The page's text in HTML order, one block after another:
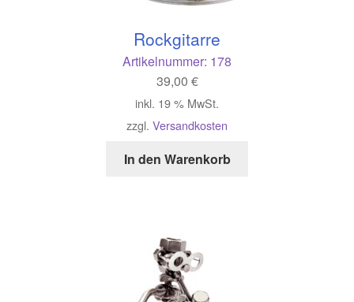
Rockgitarre
Artikelnummer: 178
39,00 €
inkl. 19 % MwSt.
zzgl. Versandkosten
In den Warenkorb